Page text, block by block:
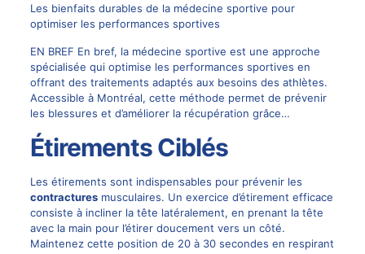
Les bienfaits durables de la médecine sportive pour
optimiser les performances sportives
EN BREF En bref, la médecine sportive est une approche
spécialisée qui optimise les performances sportives en
offrant des traitements adaptés aux besoins des athlètes.
Accessible à Montréal, cette méthode permet de prévenir
les blessures et d’améliorer la récupération grâce…
Étirements Ciblés
Les étirements sont indispensables pour prévenir les
contracturesmusculaires. Un exercice d’étirement efficace
consiste à incliner la tête latéralement, en prenant la tête
avec la main pour l’étirer doucement vers un côté.
Maintenez cette position de 20 à 30 secondes en respirant